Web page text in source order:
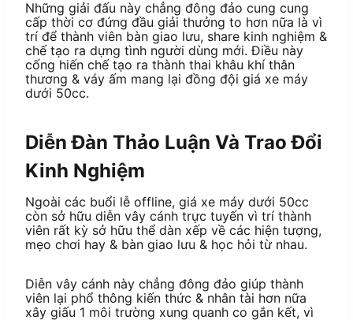
Những giải đấu này chẳng đông đảo cung cung
cấp thời cơ đứng đầu giải thưởng to hơn nữa là vì
trí để thành viên bàn giao lưu, share kinh nghiệm &
chế tạo ra dựng tình người dùng mới. Điều này
cống hiến chế tạo ra thành thai khâu khí thân
thương & váy ấm mang lại đồng đội giá xe máy
dưới 50cc.
Diễn Đàn Thảo Luận Và Trao Đổi
Kinh Nghiệm
Ngoài các buổi lễ offline, giá xe máy dưới 50cc
còn sở hữu diễn vây cánh trực tuyến vì trí thành
viên rất kỳ sở hữu thể dàn xếp về các hiện tượng,
mẹo chơi hay & bàn giao lưu & học hỏi từ nhau.
Diễn vây cánh này chẳng đông đảo giúp thành
viên lại phổ thông kiến thức & nhân tài hơn nữa
xây giấu 1 môi trường xung quanh co gắn kết, vì